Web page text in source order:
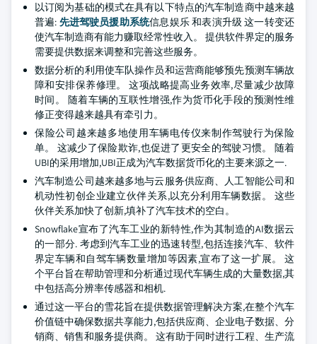
以订阅为基础的模式在具有以下特点的汽车制造商中越来越
普遍: 先进驾驶员援助系统信息娱乐 和表演升级 这一转变还
使汽车制造商有能力赚取经常性收入。 提供软件界定的服务
需要提供数据来调整和完善这些服务。
数据分析的利用使车队操作员和运营商能够预先预测车辆故
障和安排保养修理。 这项战略提高业务效率,尽量减少故障
时间。 随着车辆的互联性增强,作为货币化手段的预测性维
修正变得越来越具有牵引力。
保险公司越来越多地使用车辆电传仪来制作驾驶行为保险
单。 这减少了保险欺诈,也促进了更安全的驾驶习惯。 随着
UBI的采用增加,UBI正成为汽车数据货币化的主要来源之一.
汽车制造公司越来越多地与云服务供应商、人工智能公司和
机动性初创企业建立伙伴关系,以充分利用车辆数据。 这些
伙伴关系加快了创新,填补了汽车技术的空白。
Snowflake宣布了汽车工业的新特性,作为其制造的AI数据云
的一部分. 考虑到汽车工业的迅速转型,包括连接汽车、软件
界定车辆和自驾车辆数量增加等因素,宣布了这一扩展。 这
个平台旨在帮助管理和分析通过现代车辆生成的大量数据,其
中包括高分辨率传感器和相机.
通过这一平台的雪花旨在提供数据管理解决方案,在整个汽车
价值链中确保数据共享能力,包括供应商、企业电子数据、分
销商、销售和服务提供商。 这有助于同时进行工程、生产流